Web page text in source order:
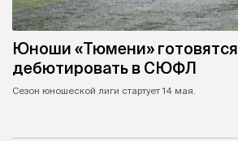
Юноши «Тюмени» готовятся
дебютировать в СЮФЛ
Сезон юношеской лиги стартует 14 мая.